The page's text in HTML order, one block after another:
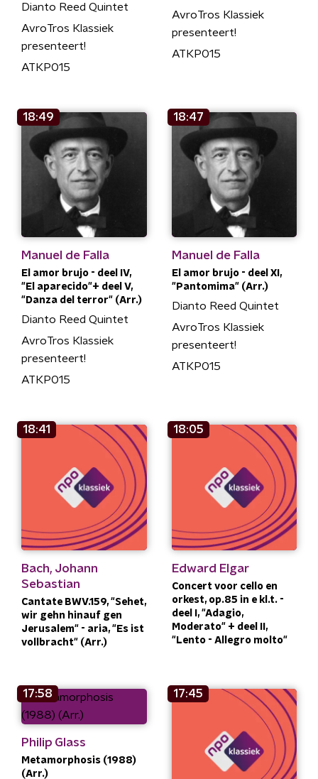
Dianto Reed Quintet
AvroTros Klassiek
presenteert!
ATKP015
AvroTros Klassiek
presenteert!
ATKP015
18:49
Manuel de Falla
El amor brujo - deel IV,
"El aparecido"+ deel V,
"Danza del terror" (Arr.)
Dianto Reed Quintet
AvroTros Klassiek
presenteert!
ATKP015
18:47
Manuel de Falla
El amor brujo - deel XI,
"Pantomima" (Arr.)
Dianto Reed Quintet
AvroTros Klassiek
presenteert!
ATKP015
18:41
Bach, Johann
Sebastian
Cantate BWV.159, "Sehet,
wir gehn hinauf gen
Jerusalem" - aria, "Es ist
vollbracht" (Arr.)
18:05
Edward Elgar
Concert voor cello en
orkest, op.85 in e kl.t. -
deel I, "Adagio,
Moderato" + deel II,
"Lento - Allegro molto"
17:58
Philip Glass
Metamorphosis (1988)
(Arr.)
17:45